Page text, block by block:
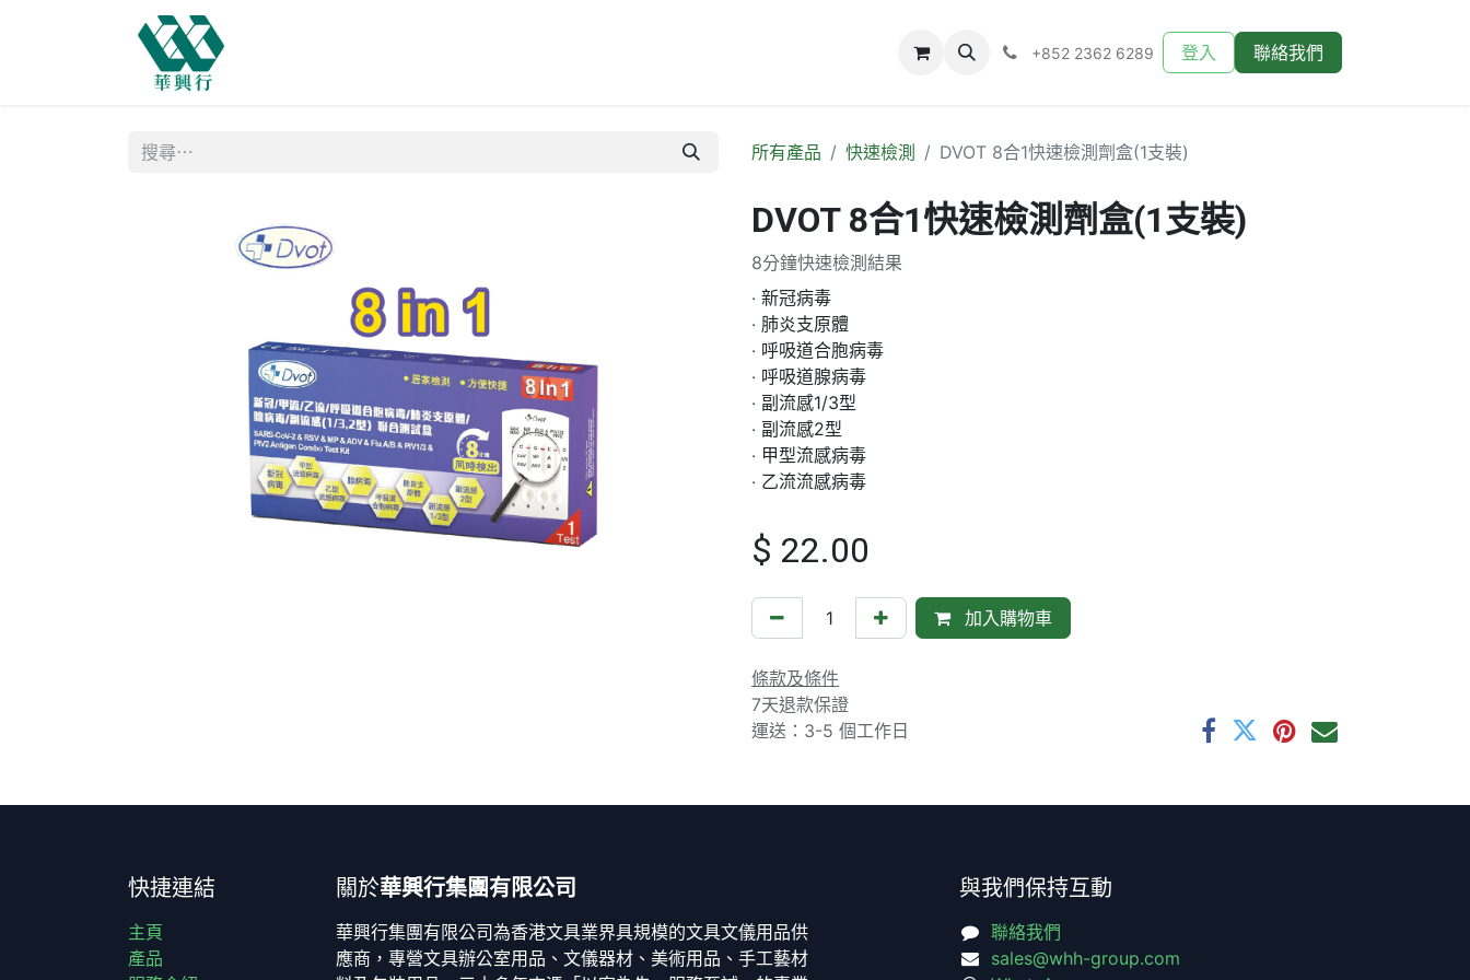
+852 2362 6289 登入 聯絡我們
所有產品 快速檢測 DVOT 8合1快速檢測劑盒(1支裝)
DVOT 8合1快速檢測劑盒(1支裝)
8分鐘快速檢測結果
‧ 新冠病毒
‧ 肺炎支原體
‧ 呼吸道合胞病毒
‧ 呼吸道腺病毒
‧ 副流感1/3型
‧ 副流感2型
‧ 甲型流感病毒
‧ ⼄流流感病毒
$ 22.00
加入購物車
條款及條件
7天退款保證
運送：3-5 個工作日
快捷連結
主頁
產品
關於華興行集團有限公司
華興行集團有限公司為香港文具業界具規模的文具文儀用品供
應商，專營文具辦公室用品、文儀器材、美術用品、手工藝材
與我們保持互動
聯絡我們
sales@whh-group.com